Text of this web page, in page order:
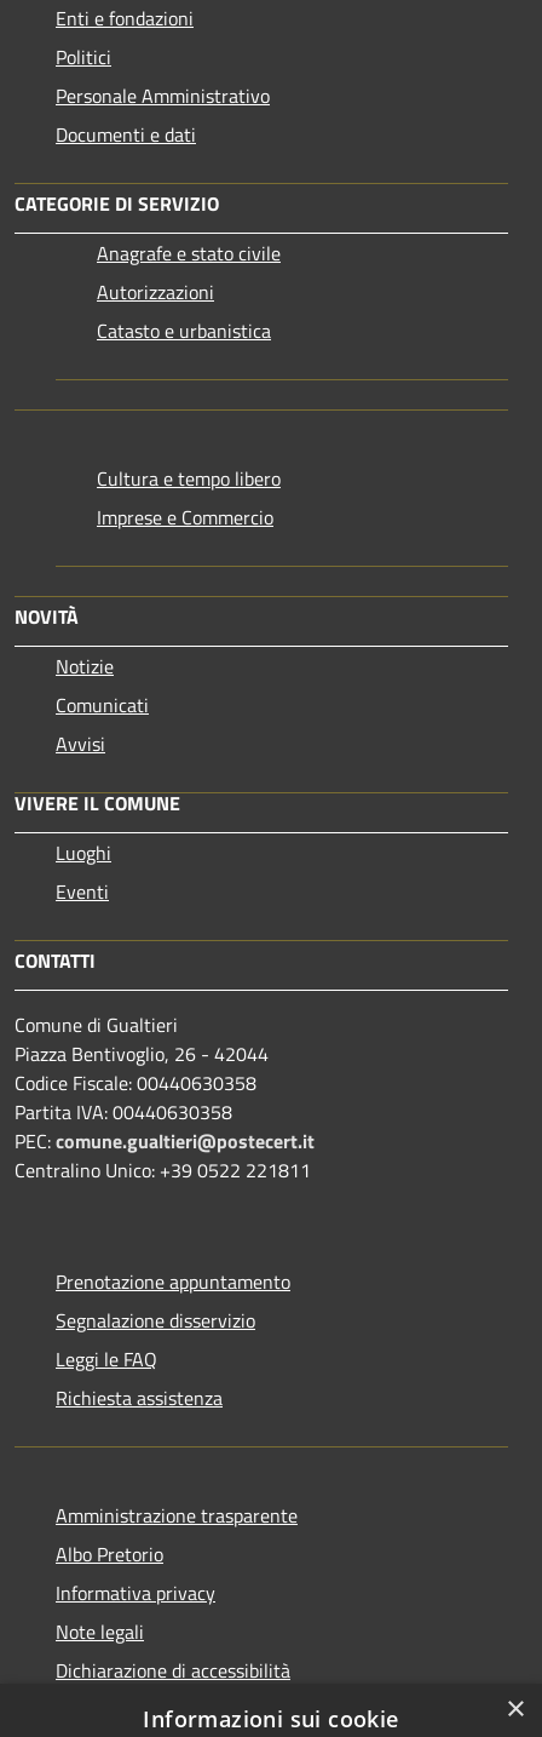
Enti e fondazioni
Politici
Personale Amministrativo
Documenti e dati
CATEGORIE DI SERVIZIO
Anagrafe e stato civile
Autorizzazioni
Catasto e urbanistica
Cultura e tempo libero
Imprese e Commercio
NOVITÀ
Notizie
Comunicati
Avvisi
VIVERE IL COMUNE
Luoghi
Eventi
CONTATTI
Comune di Gualtieri
Piazza Bentivoglio, 26 - 42044
Codice Fiscale: 00440630358
Partita IVA: 00440630358
PEC:comune.gualtieri@postecert.it
Centralino Unico: +39 0522 221811
Prenotazione appuntamento
Segnalazione disservizio
Leggi le FAQ
Richiesta assistenza
Amministrazione trasparente
Albo Pretorio
Informativa privacy
Note legali
Dichiarazione di accessibilità
Piano di miglioramento del sito
×
Informazioni sui cookie